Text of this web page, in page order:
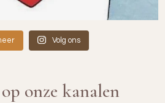
Volg ons
onze kanalen